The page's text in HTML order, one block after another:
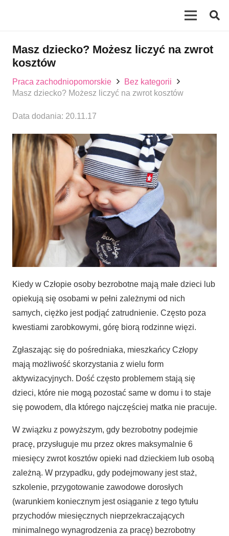
Masz dziecko? Możesz liczyć na zwrot
kosztów
Praca zachodniopomorskie
Bez kategorii
Masz dziecko? Możesz liczyć na zwrot kosztów
Data dodania: 20.11.17
Kiedy w Człopie osoby bezrobotne mają małe dzieci lub
opiekują się osobami w pełni zależnymi od nich
samych, ciężko jest podjąć zatrudnienie. Często poza
kwestiami zarobkowymi, górę biorą rodzinne więzi.
Zgłaszając się do pośredniaka, mieszkańcy Człopy
mają możliwość skorzystania z wielu form
aktywizacyjnych. Dość często problemem stają się
dzieci, które nie mogą pozostać same w domu i to staje
się powodem, dla którego najczęściej matka nie pracuje.
W związku z powyższym, gdy bezrobotny podejmie
pracę, przysługuje mu przez okres maksymalnie 6
miesięcy zwrot kosztów opieki nad dzieckiem lub osobą
zależną. W przypadku, gdy podejmowany jest staż,
szkolenie, przygotowanie zawodowe dorosłych
(warunkiem koniecznym jest osiąganie z tego tytułu
przychodów miesięcznych nieprzekraczających
minimalnego wynagrodzenia za pracę) bezrobotny